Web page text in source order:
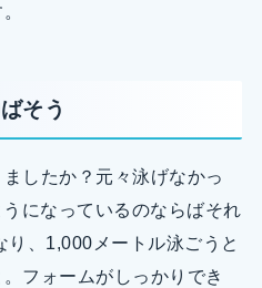
そう
したか？元々泳げなかっ
になっているのならばそれ
り、1,000メートル泳ごうと
フォームがしっかりでき